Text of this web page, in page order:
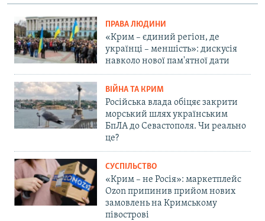
ПРАВА ЛЮДИНИ
«Крим – єдиний регіон, де
українці – меншість»: дискусія
навколо нової пам'ятної дати
ВІЙНА ТА КРИМ
Російська влада обіцяє закрити
морський шлях українським
БпЛА до Севастополя. Чи реально
це?
СУСПІЛЬСТВО
«Крим – не Росія»: маркетплейс
Ozon припинив прийом нових
замовлень на Кримському
півострові